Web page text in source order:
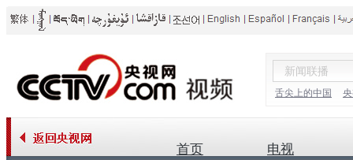
舌尖上的中国
首页 电视